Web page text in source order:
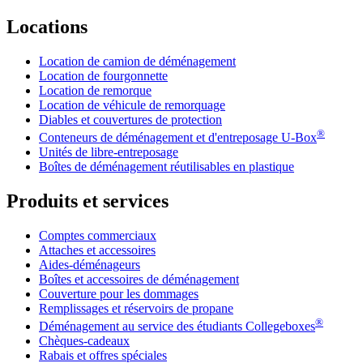
Locations
Location de camion de déménagement
Location de fourgonnette
Location de remorque
Location de véhicule de remorquage
Diables et couvertures de protection
Conteneurs de déménagement et d'entreposage U-Box®
Unités de libre-entreposage
Boîtes de déménagement réutilisables en plastique
Produits et services
Comptes commerciaux
Attaches et accessoires
Aides-déménageurs
Boîtes et accessoires de déménagement
Couverture pour les dommages
Remplissages et réservoirs de propane
Déménagement au service des étudiants Collegeboxes®
Chèques-cadeaux
Rabais et offres spéciales